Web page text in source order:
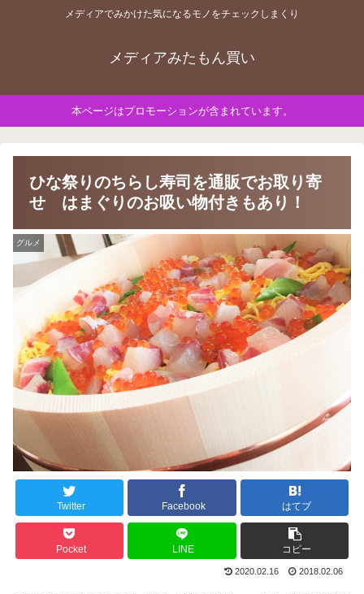
メディアでみかけた気になるモノをチェックしまくり
メディアみたもん買い
本ページはプロモーションが含まれています。
ひな祭りのちらし寿司を通販でお取り寄
せ はまぐりのお吸い物付きもあり！
グルメ
Twitter Facebook はてブ
Pocket LINE コピー
2020.02.16 2018.02.06